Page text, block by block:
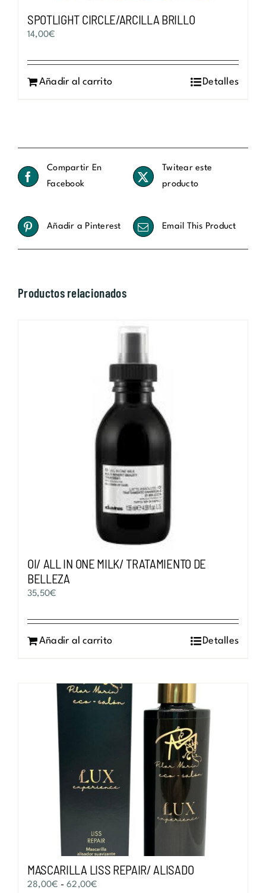
SPOTLIGHT CIRCLE/ARCILLA BRILLO
14,00€
Añadir al carrito Detalles
Compartir En
Facebook
Twitear este
producto
Añadir a Pinterest Email This Product
Productos relacionados
OI/ ALL IN ONE MILK/ TRATAMIENTO DE
BELLEZA
35,50€
Añadir al carrito Detalles
MASCARILLA LISS REPAIR/ ALISADO
28,00€ - 62,00€Rango